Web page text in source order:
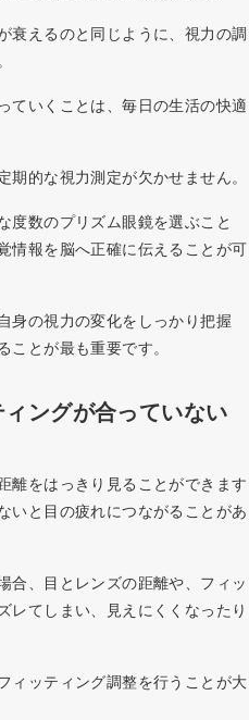
衰えるのと同じように、視力の調
ていくことは、毎日の生活の快適
的な視力測定が欠かせません。
数のプリズム眼鏡を選ぶこと
情報を脳へ正確に伝えることが可
身の視力の変化をしっかり把握
とが最も重要です。
ングが合っていない
離をはっきり見ることができます
いと目の疲れにつながることがあ
、目とレンズの距離や、フィッ
レてしまい、見えにくくなったり
ィッティング調整を行うことが大